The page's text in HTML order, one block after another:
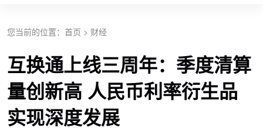
您当前的位置： 首页 > 财经
互换通上线三周年：季度清算
量创新高 人民币利率衍生品
实现深度发展